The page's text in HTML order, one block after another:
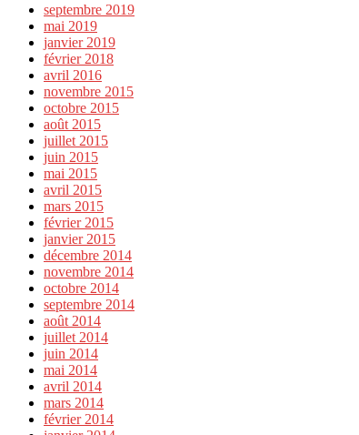
septembre 2019
mai 2019
janvier 2019
février 2018
avril 2016
novembre 2015
octobre 2015
août 2015
juillet 2015
juin 2015
mai 2015
avril 2015
mars 2015
février 2015
janvier 2015
décembre 2014
novembre 2014
octobre 2014
septembre 2014
août 2014
juillet 2014
juin 2014
mai 2014
avril 2014
mars 2014
février 2014